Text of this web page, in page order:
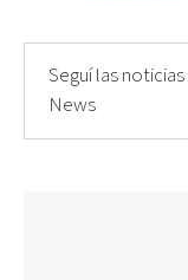
Seguí las
News